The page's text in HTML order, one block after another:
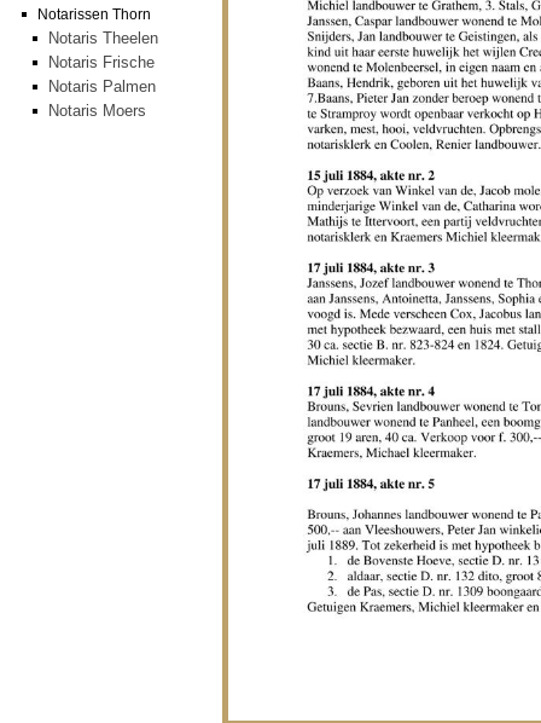
Notarissen Thorn
Notaris Theelen
Notaris Frische
Notaris Palmen
Notaris Moers